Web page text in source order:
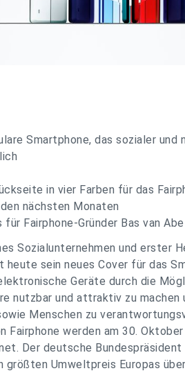
Smartphone, das sozialer
in vier Farben für das
nächsten Monaten
Fairphone-Gründer Bas van
Sozialunternehmen und erster
heute sein neues Cover für das
Geräte durch die
nutzbar und attraktiv zu machen
Menschen zu
Fairphone werden am 30.
Der deutsche Bundespräsident
größten Umweltpreis Europas